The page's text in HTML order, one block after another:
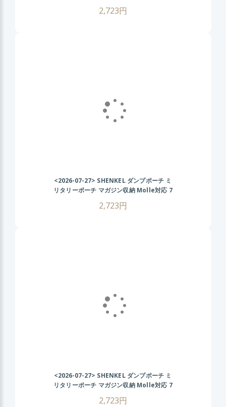
ーブドラブ
2,723円
<2026-07-27> SHENKEL ダンプポーチ ミ
リタリーポーチ マガジン収納 Molle対応 7
ク
2,723円
<2026-07-27> SHENKEL ダンプポーチ ミ
リタリーポーチ マガジン収納 Molle対応 7
2,723円